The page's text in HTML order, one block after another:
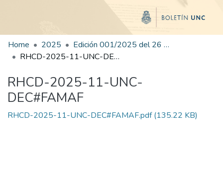
Home 2025
Edición 001/2025 del 26 de mayo de 2025
RHCD-2025-11-UNC-DEC#FAMAF
RHCD-2025-11-UNC-
DEC#FAMAF
RHCD-2025-11-UNC-DEC#FAMAF.pdf(135.22 KB)